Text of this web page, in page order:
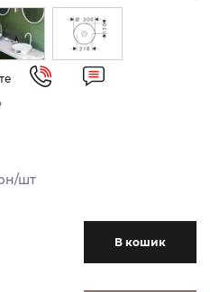
шт
В кошик